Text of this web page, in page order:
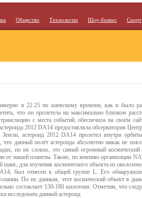
Общество Технологии Шоу-бизнес Спорт
в 22.25 по киевскому времени, как и было
что он пролетела на максимально близком
с места событий, обеспечила на своём
2012 DA14 предоставляла обсерватория
астероид 2012 DA14 пролетел внутри орбиты
что данный полёт астероида абсолютно никак не
по их словах, это самый огромный космический
от нашей планеты. Также, по мнению организации
для изучения космического объекта из
был отнесен к общей группе L. Его
По их данным, этот космический объект в
составляет 130-180 килотонн. Отметим, что
исследовать данный астероид